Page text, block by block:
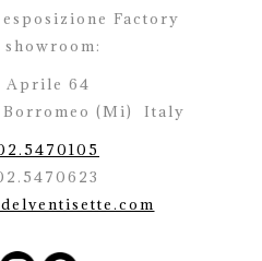
Factory
showroom:
Aprile 64
(Mi)
Italy